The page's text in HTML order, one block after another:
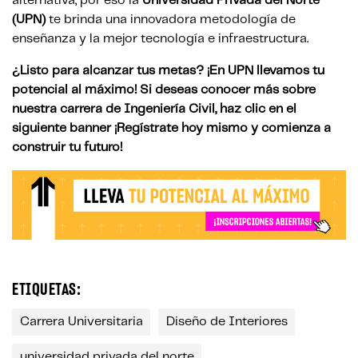
(UPN)te brinda una innovadora metodología de
enseñanza y la mejor tecnología e infraestructura.
¿Listo para alcanzar tus metas? ¡En UPN llevamos tu
potencial al máximo! Si deseas conocer más sobre
nuestra carrera de Ingeniería Civil, haz clic en el
siguiente banner ¡Regístrate hoy mismo y comienza a
construir tu futuro!
ETIQUETAS:
Carrera Universitaria Diseño de Interiores